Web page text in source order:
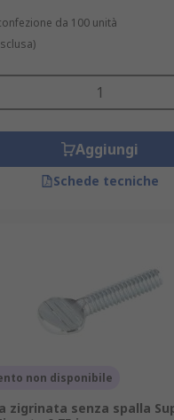
da 100 unità
Aggiungi
Schede tecniche
non disponibile
zigrinata senza spalla